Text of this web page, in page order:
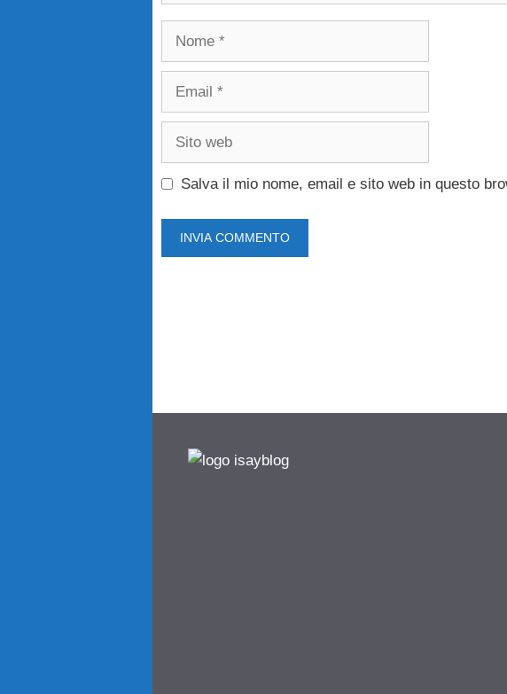
Nome
Email
Sito
Salva il mio nome, email e sito web in questo